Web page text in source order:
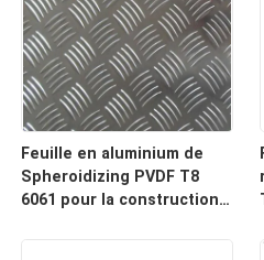
Feuille en aluminium de
Spheroidizing PVDF T8
6061 pour la construction